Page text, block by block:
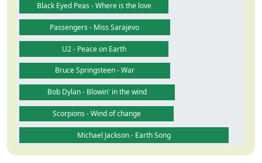
Black Eyed Peas - Where is the love
Passengers - Miss Sarajevo
U2 - Peace on Earth
Bruce Springsteen - War
Bob Dylan - Blowin' in the wind
Scorpions - Wind of change
Michael Jackson - Earth Song